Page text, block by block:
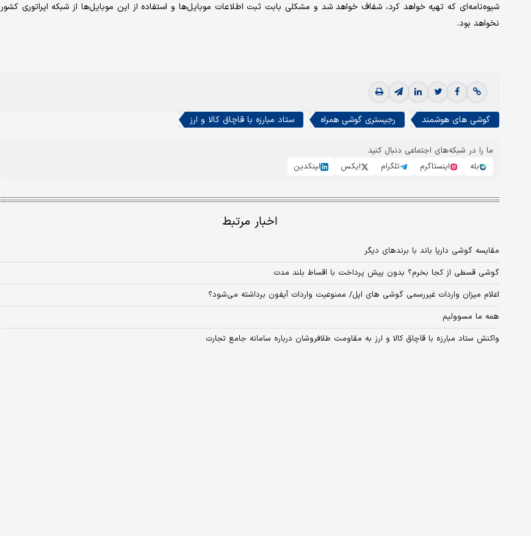
شیوه‌نامه‌ای که تهیه خواهد کرد، شفاف خواهد شد و مشکلی بابت ثبت اطلاعات موبایل‌ها و استفاده از این موبایل‌ها از شبکه اپراتوری کشور
نخواهد بود.
گوشی های هوشمند رجیستری گوشی همراه ستاد مبارزه با قاچاق کالا و ارز
ما را در شبکه‌های اجتماعی دنبال کنید
بله
اینستاگرم تلگرام ایکس لینکدین
اخبار مرتبط
مقایسه گوشی داریا باند با برندهای دیگر
گوشی قسطی از کجا بخرم؟ بدون پیش پرداخت با اقساط بلند مدت
اعلام میزان واردات غیررسمی گوشی های اپل/ ممنوعیت واردات آیفون برداشته می‌شود؟
همه ما مسوولیم
واکنش ستاد مبارزه با قاچاق کالا و ارز به مقاومت طلافروشان درباره سامانه جامع تجارت